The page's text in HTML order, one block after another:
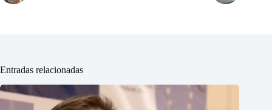
Entradas relacionadas